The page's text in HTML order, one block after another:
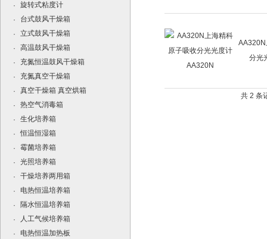
·
旋转式粘度计
·
台式鼓风干燥箱
·
立式鼓风干燥箱
·
高温鼓风干燥箱
·
充氮恒温鼓风干燥箱
·
充氮真空干燥箱
·
真空干燥箱 真空烘箱
·
热空气消毒箱
·
生化培养箱
·
恒温恒湿箱
·
霉菌培养箱
·
光照培养箱
·
干燥培养两用箱
·
电热恒温培养箱
·
隔水恒温培养箱
·
人工气候培养箱
·
电热恒温加热板
分光
共 2 条